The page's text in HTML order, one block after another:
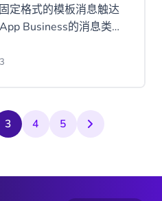
定格式的模板消息触达
Business的消息类型
3 4 5